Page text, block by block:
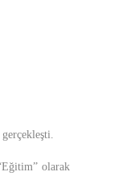
olarak